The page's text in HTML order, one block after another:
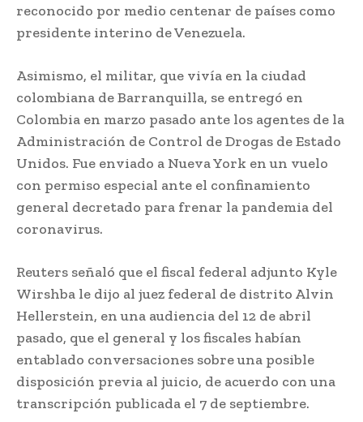
reconocido por medio centenar de países como
presidente interino de Venezuela.
Asimismo, el militar, que vivía en la ciudad
colombiana de Barranquilla, se entregó en
Colombia en marzo pasado ante los agentes de la
Administración de Control de Drogas de Estado
Unidos. Fue enviado a Nueva York en un vuelo
con permiso especial ante el confinamiento
general decretado para frenar la pandemia del
coronavirus.
Reuters señaló que el fiscal federal adjunto Kyle
Wirshba le dijo al juez federal de distrito Alvin
Hellerstein, en una audiencia del 12 de abril
pasado, que el general y los fiscales habían
entablado conversaciones sobre una posible
disposición previa al juicio, de acuerdo con una
transcripción publicada el 7 de septiembre.